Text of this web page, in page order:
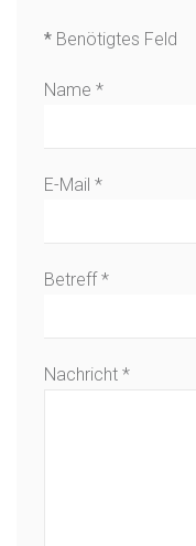
* Benötigtes Feld
Name *
E-Mail *
Betreff*
Nachricht *